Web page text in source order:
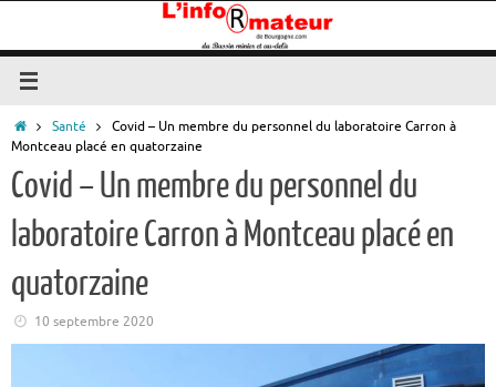
contenu
Accueil
Santé
Covid – Un membre du personnel du laboratoire Carron à
Montceau placé en quatorzaine
Covid – Un membre du personnel du
laboratoire Carron à Montceau placé en
quatorzaine
10 septembre 2020